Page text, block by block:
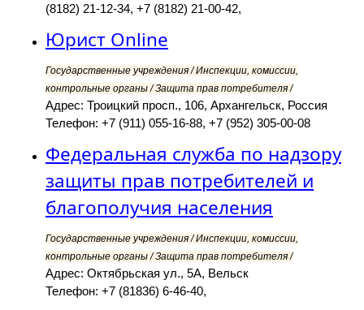
(8182) 21-12-34, +7 (8182) 21-00-42,
Юрист Online
Государственные учреждения / Инспекции, комиссии,
контрольные органы / Защита прав потребителя /
Адрес: Троицкий просп., 106, Архангельск, Россия
Телефон: +7 (911) 055-16-88, +7 (952) 305-00-08
Федеральная служба по надзору
защиты прав потребителей и
благополучия населения
Государственные учреждения / Инспекции, комиссии,
контрольные органы / Защита прав потребителя /
Адрес: Октябрьская ул., 5А, Вельск
Телефон: +7 (81836) 6-46-40,